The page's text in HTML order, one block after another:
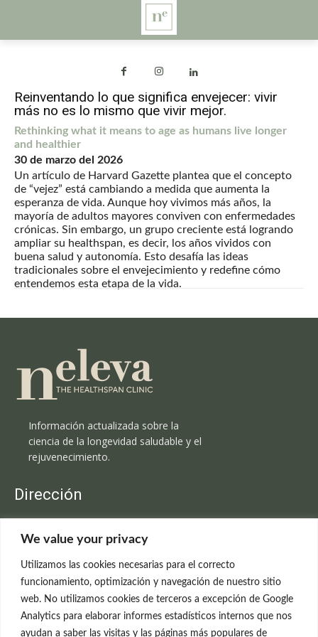
We value your privacy
Utilizamos las cookies necesarias para el correcto
funcionamiento, optimización y navegación de nuestro sitio
web. No utilizamos cookies de terceros a excepción de Google
Analytics para elaborar informes estadísticos internos que nos
ayudan a saber las visitas y las páginas más populares de
Reinventando lo que significa envejecer: vivir
más no es lo mismo que vivir mejor.
Rethinking what it means to age as humans live longer
and healthier
30 de marzo del 2026
Un artículo de Harvard Gazette plantea que el concepto
de “vejez” está cambiando a medida que aumenta la
esperanza de vida. Aunque hoy vivimos más años, la
mayoría de adultos mayores conviven con enfermedades
crónicas. Sin embargo, un grupo creciente está logrando
ampliar su healthspan, es decir, los años vividos con
buena salud y autonomía. Esto desafía las ideas
tradicionales sobre el envejecimiento y redefine cómo
entendemos esta etapa de la vida.
Información actualizada sobre la
ciencia de la longevidad saludable y el
rejuvenecimiento.
Dirección
C/Claudio Coello, 19 - 1º
699 595 619
rejuvenecimiento@clinicaneleva.com